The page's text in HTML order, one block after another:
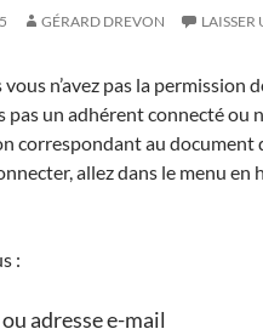
GÉRARD DREVON
n’avez pas la permission
pas un adhérent connecté ou
correspondant au document
allez dans le menu en
:
adresse e-mail